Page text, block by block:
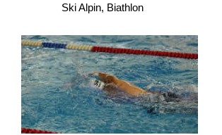
Ski Alpin, Biathlon